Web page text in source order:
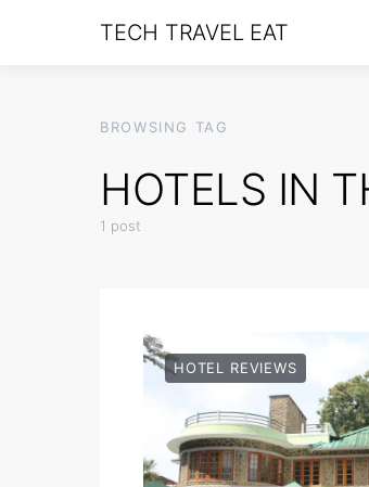
TECH TRAVEL EAT
BROWSING TAG
HOTELS IN
1 post
HOTEL REVIEWS